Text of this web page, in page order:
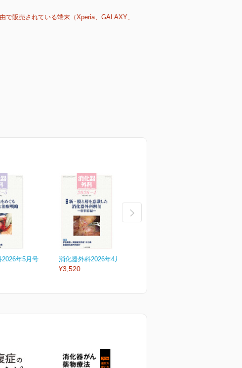
販売されている端末（Xperia、GALAXY、
年5月号 消化器外科2026年4月号
¥3,520